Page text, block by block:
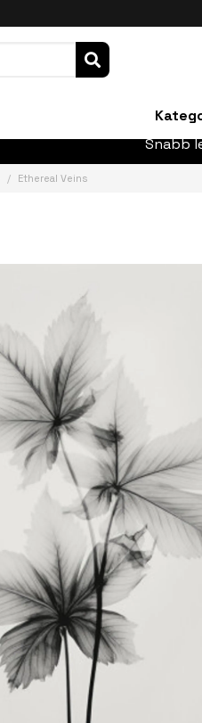
Snabb
Ethereal Veins